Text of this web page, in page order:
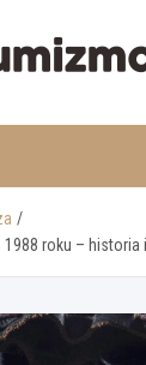
1988 roku –